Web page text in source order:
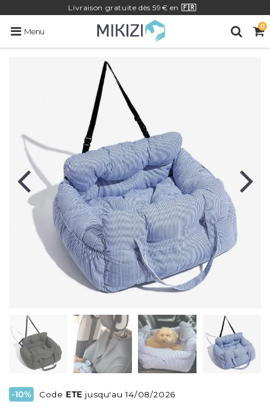
Livraison gratuite dès 59€ en 🇫🇷
Menu
0
-10% Code ETE jusqu'au 14/08/2026